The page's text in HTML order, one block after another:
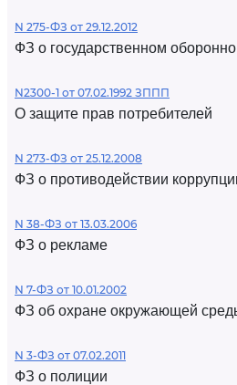
N 275-ФЗ от 29.12.2012
ФЗ о государственном
N2300-1 от 07.02.1992 ЗППП
О защите прав потребителей
N 273-ФЗ от 25.12.2008
ФЗ о противодействии
N 38-ФЗ от 13.03.2006
ФЗ о рекламе
N 7-ФЗ от 10.01.2002
ФЗ об охране окружающей
N 3-ФЗ от 07.02.2011
ФЗ о полиции